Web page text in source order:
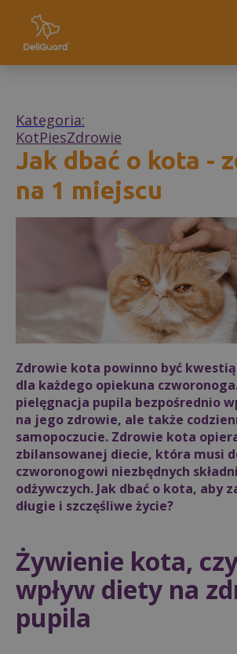
Kategoria:
KotPiesZdrowie
Jak dbać o kota -
na 1 miejscu
Zdrowie kota powinno być
dla każdego opiekuna
pielęgnacja pupila bezpośrednio
na jego zdrowie, ale także
samopoczucie. Zdrowie kota
zbilansowanej diecie, która musi
czworonogowi niezbędnych
odżywczych. Jak dbać o kota, aby
długie i szczęśliwe życie?
Żywienie kota,
wpływ diety na
pupila